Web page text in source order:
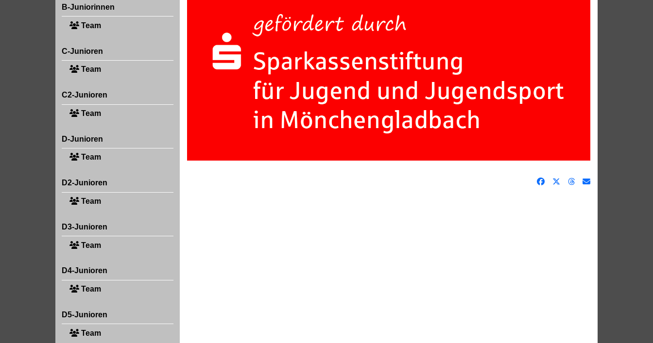
B-Juniorinnen
Team
C-Junioren
Team
C2-Junioren
Team
D-Junioren
Team
D2-Junioren
Team
D3-Junioren
Team
D4-Junioren
Team
D5-Junioren
Team